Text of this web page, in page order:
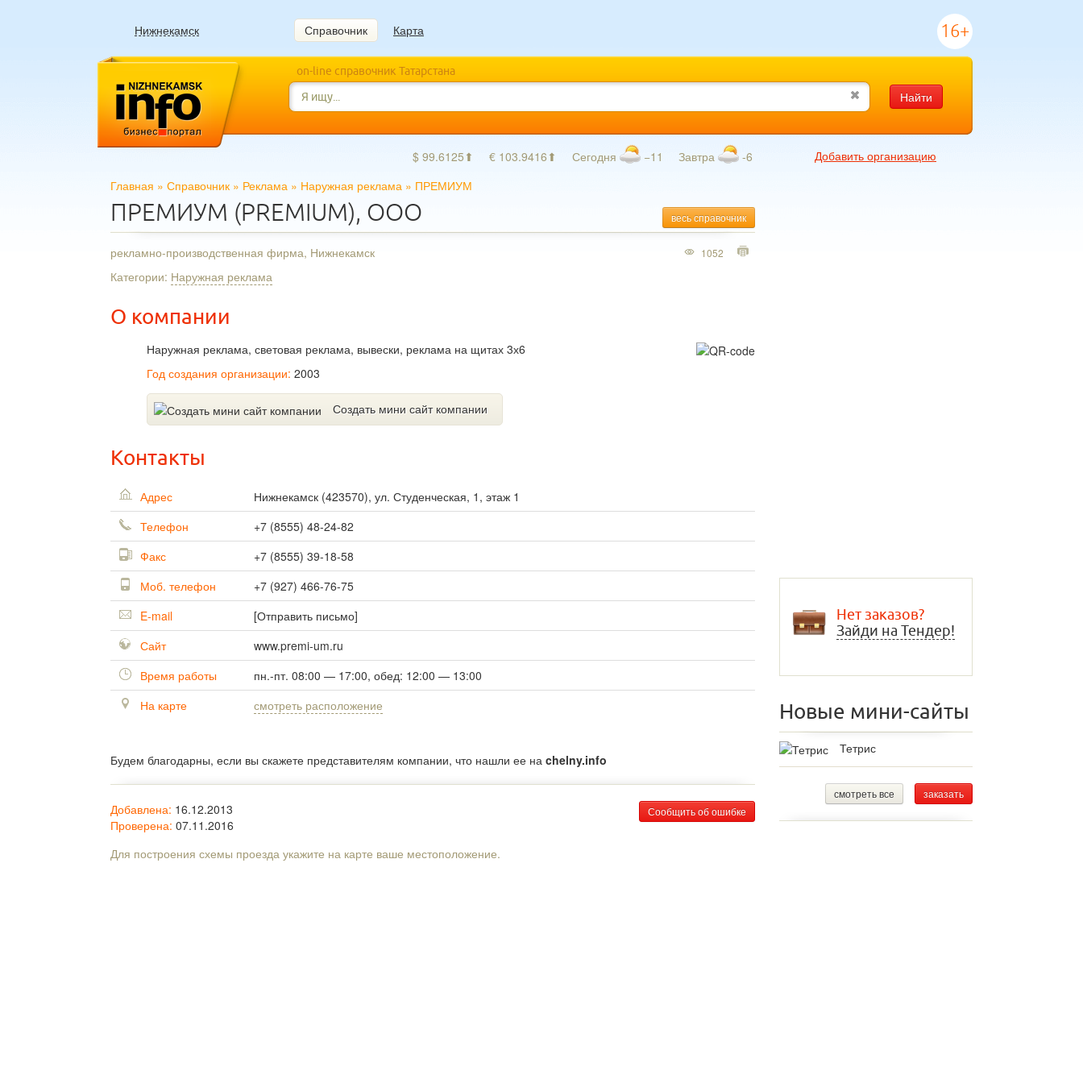
Нижнекамск Справочник Карта 16+
on-line справочник Татарстана
Найти
$ 99.6125⬆ € 103.9416⬆ Сегодня −11 Завтра -6
Добавить организацию
Главная » Справочник » Реклама » Наружная реклама » ПРЕМИУМ
весь справочник
ПРЕМИУМ (PREMIUM), ООО
рекламно-производственная фирма, Нижнекамск
Категории: Наружная реклама
О компании
Наружная реклама, световая реклама, вывески, реклама на щитах 3х6
Год создания организации: 2003
Создать мини сайт компании
1052
Контакты
Адрес Нижнекамск (423570), ул. Студенческая, 1, этаж 1
Телефон
+7 (8555) 48-24-82
Факс
+7 (8555) 39-18-58
Моб. телефон
+7 (927) 466-76-75
E-mail
[Отправить письмо]
Сайт
www.premi-um.ru
Время работы
пн.-пт. 08:00 — 17:00, обед: 12:00 — 13:00
На карте
смотреть расположение
Будем благодарны, если вы скажете представителям компании, что нашли ее на chelny.info
Сообщить об ошибке
Добавлена: 16.12.2013
Проверена: 07.11.2016
Для построения схемы проезда укажите на карте ваше местоположение.
Нет заказов?
Зайди на Тендер!
Новые мини-сайты
Тетрис
смотреть все заказать